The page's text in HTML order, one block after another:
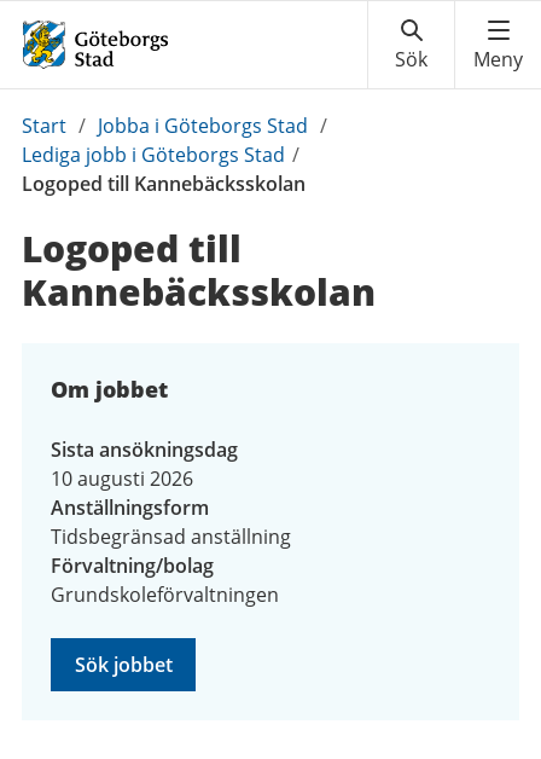
Du
är
här:
Start / Jobba i Göteborgs Stad /
Lediga jobb i Göteborgs Stad /
Logoped till Kannebäcksskolan
Logoped till
Kannebäcksskolan
Om jobbet
Sista ansökningsdag
10 augusti 2026
Anställningsform
Tidsbegränsad anställning
Förvaltning/bolag
Grundskoleförvaltningen
Sök jobbet